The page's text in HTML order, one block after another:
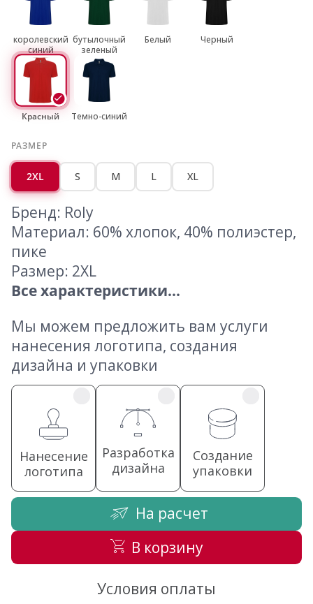
королевский
синий
бутылочный
зеленый
Белый Черный
Красный Темно-синий
РАЗМЕР
2XL S M L XL
Бренд: Roly
Материал: 60% хлопок, 40% полиэстер,
пике
Размер: 2XL
Все характеристики...
Мы можем предложить вам услуги
нанесения логотипа, создания
дизайна и упаковки
Нанесение
логотипа
Разработка
дизайна
Создание
упаковки
На расчет
В корзину
Условия оплаты